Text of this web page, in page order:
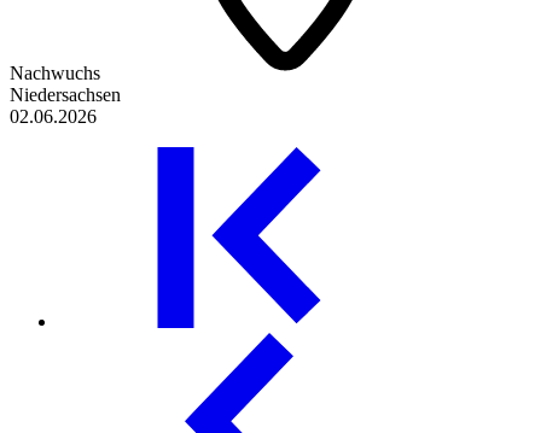
Nachwuchs
Niedersachsen
02.06.2026